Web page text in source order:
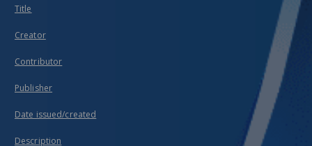
Title
Creator
Contributor
Publisher
Date issued/created
Description